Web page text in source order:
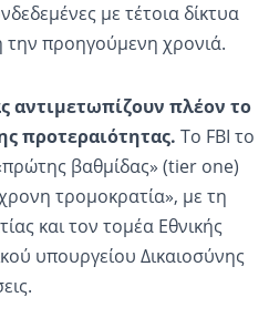
με τέτοια δίκτυα
προηγούμενη χρονιά.
αντιμετωπίζουν πλέον το
προτεραιότητας. Το FBI το
βαθμίδας» (tier one)
τρομοκρατία», με τη
και τον τομέα Εθνικής
υπουργείου Δικαιοσύνης